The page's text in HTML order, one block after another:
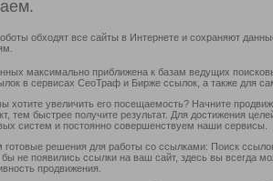
обходят все сайты в Интернете и сохраняют
максимально приближена к базам ведущих
в сервисах СеоТраф и Бирже ссылок, а также для
хотите увеличить его посещаемость? Начните
тем быстрее получите результат. Для достижения
систем и постоянно совершенствуем наши сервисы.
готовые решения для работы со ссылками: Поиск
не появились ссылки на ваш сайт, здесь вы всегда
продвижения.